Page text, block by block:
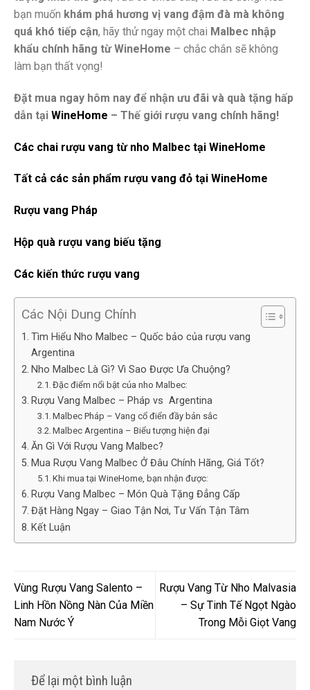
bạn muốn khám phá hương vị vang đậm đà mà không
quá khó tiếp cận, hãy thử ngay một chai Malbec nhập
khẩu chính hãng từ WineHome – chắc chắn sẽ không
làm bạn thất vọng!
Đặt mua ngay hôm nay để nhận ưu đãi và quà tặng hấp
dẫn tại WineHome – Thế giới rượu vang chính hãng!
Các chai rượu vang từ nho Malbec tại WineHome
Tất cả các sản phẩm rượu vang đỏ tại WineHome
Rượu vang Pháp
Hộp quà rượu vang biếu tặng
Các kiến thức rượu vang
Các Nội Dung Chính
Tìm Hiểu Nho Malbec – Quốc bảo của rượu vang
Argentina
Nho Malbec Là Gì? Vì Sao Được Ưa Chuộng?
Đặc điểm nổi bật của nho Malbec:
Rượu Vang Malbec – Pháp vs Argentina
Malbec Pháp – Vang cổ điển đầy bản sắc
Malbec Argentina – Biểu tượng hiện đại
Ăn Gì Với Rượu Vang Malbec?
Mua Rượu Vang Malbec Ở Đâu Chính Hãng, Giá Tốt?
Khi mua tại WineHome, bạn nhận được:
Rượu Vang Malbec – Món Quà Tặng Đẳng Cấp
Đặt Hàng Ngay – Giao Tận Nơi, Tư Vấn Tận Tâm
Kết Luận
Vùng Rượu Vang Salento –
Linh Hồn Nồng Nàn Của Miền
Nam Nước Ý
Rượu Vang Từ Nho Malvasia
– Sự Tinh Tế Ngọt Ngào
Trong Mỗi Giọt Vang
Để lại một bình luận